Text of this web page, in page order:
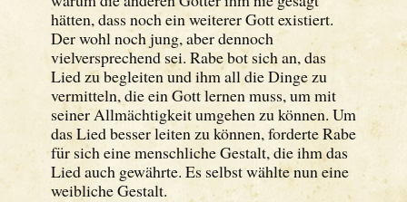
hätten, dass noch ein weiterer Gott existiert.
Der wohl noch jung, aber dennoch
vielversprechend sei. Rabe bot sich an, das
Lied zu begleiten und ihm all die Dinge zu
vermitteln, die ein Gott lernen muss, um mit
seiner Allmächtigkeit umgehen zu können. Um
das Lied besser leiten zu können, forderte Rabe
für sich eine menschliche Gestalt, die ihm das
Lied auch gewährte. Es selbst wählte nun eine
weibliche Gestalt.